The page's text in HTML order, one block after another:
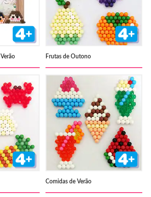
Frutas de Outono
Comidas de Verão